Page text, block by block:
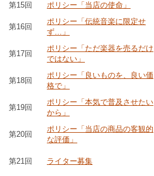
第15回
ポリシー「当店の使命」
第16回
ポリシー「伝統音楽に限定せ
ず…」
第17回
ポリシー「ただ楽器を売るだけ
ではない」
第18回
ポリシー「良いものを、良い価
格で」
第19回
ポリシー「本気で普及させたい
から」
第20回
ポリシー「当店の商品の客観的
な評価」
第21回 ライター募集